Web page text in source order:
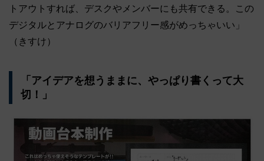
トアウトすれば、デスクやメンバーにも共有できる。この
デジタルとアナログのバリアフリー感がめっちゃいい」
（きすけ）
「アイデアを想うままに、やっぱり書くって大
切！」